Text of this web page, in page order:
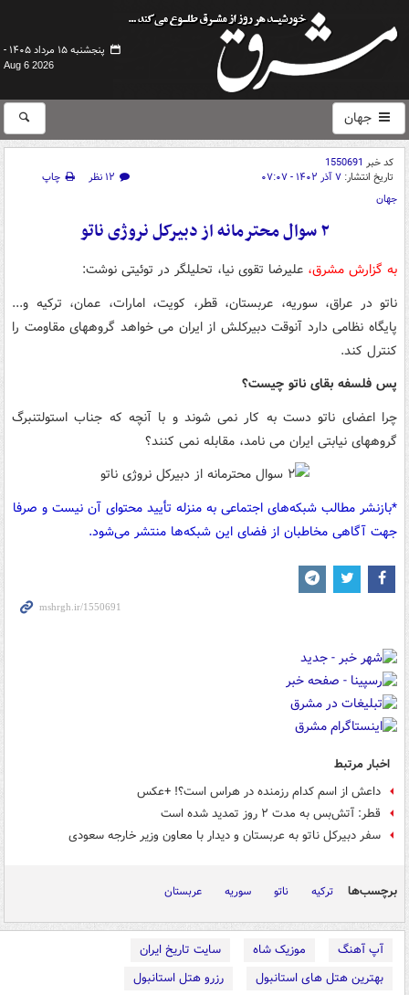
پنجشنبه ۱۵ مرداد ۱۴۰۵ -
Aug 6 2026
جهان
کد خبر 1550691
تاریخ انتشار: ۷ آذر ۱۴۰۲ - ۰۷:۰۷ ۱۲ نظر
چاپ
جهان
۲ سوال محترمانه از دبیرکل نروژی ناتو
به گزارش مشرق، علیرضا تقوی نیا، تحلیلگر در توئیتی نوشت:
ناتو در عراق، سوریه، عربستان، قطر، کویت، امارات، عمان، ترکیه و...
پایگاه نظامی دارد آنوقت دبیرکلش از ایران می خواهد گروههای مقاومت را
کنترل کند.
پس فلسفه بقای ناتو چیست؟
چرا اعضای ناتو دست به کار نمی شوند و با آنچه که جناب استولتنبرگ
گروههای نیابتی ایران می نامد، مقابله نمی کنند؟
*بازنشر مطالب شبکه‌های اجتماعی به منزله تأیید محتوای آن نیست و صرفا
جهت آگاهی مخاطبان از فضای این شبکه‌ها منتشر می‌شود.
اخبار مرتبط
داعش از اسم کدام رزمنده در هراس است؟! +عکس
قطر: آتش‌بس به مدت ۲ روز تمدید شده است
سفر دبیرکل ناتو به عربستان و دیدار با معاون وزیر خارجه سعودی
برچسب‌ها ترکیه ناتو سوریه عربستان
آپ آهنگ موزیک شاه
سایت تاریخ ایران
بهترین هتل های استانبول
رزرو هتل استانبول